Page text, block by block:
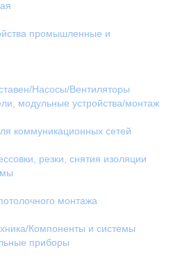
промышленные и
Насосы/Вентиляторы
модульные устройства/монтаж
коммуникационных сетей
резки, снятия изоляции
монтажа
Компоненты и системы
приборы